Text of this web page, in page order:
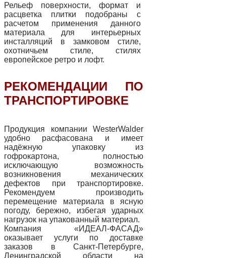
Рельеф поверхности, формат и
расцветка плитки подобраны с
расчетом применения данного
материала для интерьерных
инсталляций в замковом стиле,
охотничьем стиле, стилях
европейское ретро и лофт.
РЕКОМЕНДАЦИИ ПО
ТРАНСПОРТИРОВКЕ
Продукция компании WesterWalder
удобно расфасована и имеет
надёжную упаковку из
гофрокартона, полностью
исключающую возможность
возникновения механических
дефектов при транспортировке.
Рекомендуем производить
перемещение материала в ясную
погоду, бережно, избегая ударных
нагрузок на упакованный материал.
Компания «ИДЕАЛ-ФАСАД»
оказывает услуги по доставке
заказов в Санкт-Петербурге,
Ленинградской области на